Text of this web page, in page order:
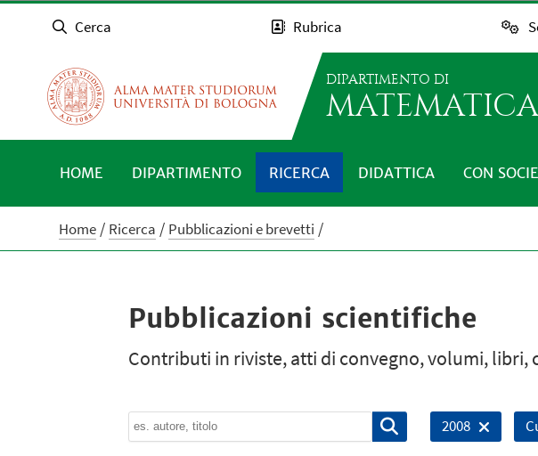
Cerca Rubrica
DIPARTIMENTO DI
HOME DIPARTIMENTO RICERCA DIDATTICA CON
Home Ricerca Pubblicazioni e brevetti
Pubblicazioni scientifiche
Contributi in riviste, atti di convegno, volumi,
2008